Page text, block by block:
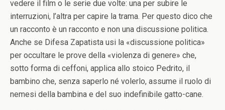
vedere il film o le serie due volte: una per subire le
interruzioni, l’altra per capire la trama. Per questo dico che
un racconto è un racconto e non una discussione politica.
Anche se Difesa Zapatista usi la «discussione politica»
per occultare le prove della «violenza di genere» che,
sotto forma di ceffoni, applica allo stoico Pedrito, il
bambino che, senza saperlo né volerlo, assume il ruolo di
nemesi della bambina e del suo indefinibile gatto-cane.